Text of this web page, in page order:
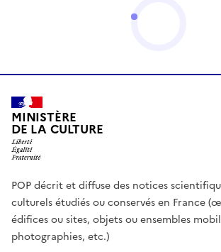
MINISTÈRE
DE LA CULTURE
POP décrit et diffuse des notices
culturels étudiés ou conservés en France
édifices ou sites, objets ou ensembles
photographies, etc.)